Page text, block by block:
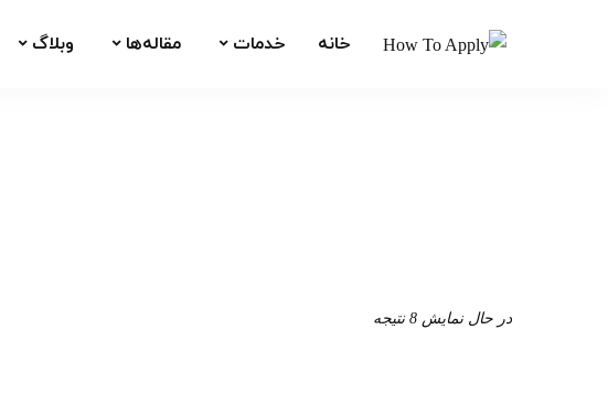
خانه خدمات مقاله‌ها وبلاگ
در حال نمایش 8 نتیجه